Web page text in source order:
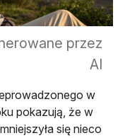
przez
AI
w
pokazują, że w
się nieco